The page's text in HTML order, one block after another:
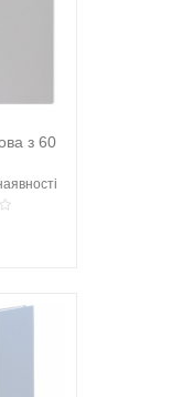
з 60
чорна